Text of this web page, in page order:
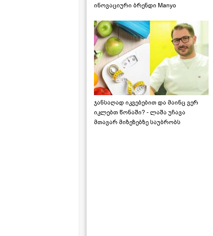
ინოვაციური ბრენდი Manyo
ჯანსაღად იკვებებით და მაინც ვერ
იკლებთ წონაში? - ლაშა უჩავა
მთავარ მიზეზებზე საუბრობს